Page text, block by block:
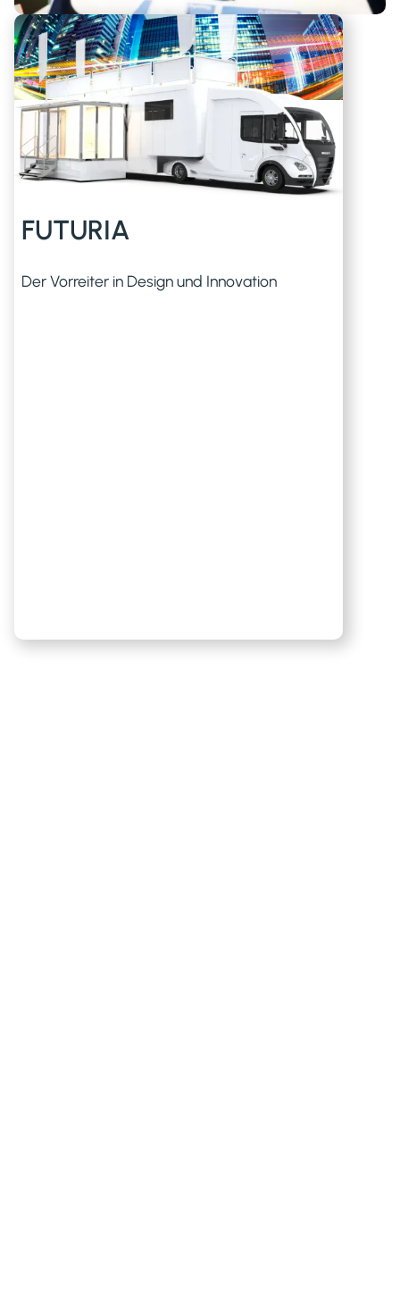
FUTURIA
Der Vorreiter in Design und Innovation